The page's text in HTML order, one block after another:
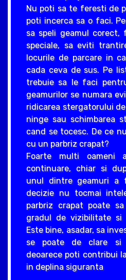
Nu poti sa te feresti de
poti incerca sa o faci.
sa speli geamul corect,
speciale, sa eviti
locurile de parcare in
cada ceva de sus. Pe
trebuie sa le faci
geamurilor se numara
ridicarea stergatorului
ninge sau schimbarea
cand se tocesc. De ce
cu un parbriz crapat?
Foarte multi oameni
continuare, chiar si
unul dintre geamuri a
decizie nu tocmai
parbriz crapat poate
gradul de vizibilitate si
Este bine, asadar, sa
se poate de clare si
deoarece poti contribui
in deplina siguranta